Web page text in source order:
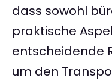
dass sowohl
praktische
entscheidende
um den